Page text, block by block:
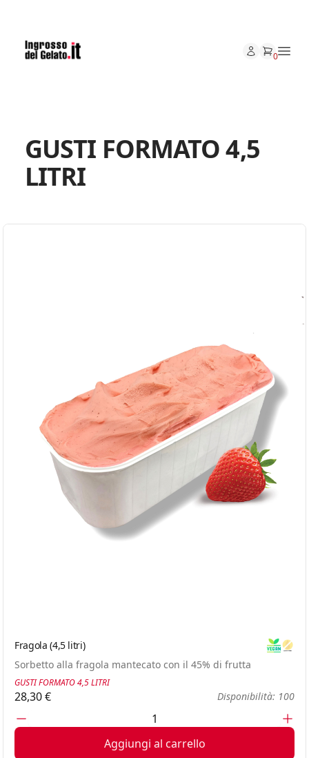
0 Apri
GUSTI FORMATO 4,5
LITRI
Fragola (4,5 litri)
Sorbetto alla fragola mantecato con il 45% di frutta
GUSTI FORMATO 4,5 LITRI
28,30 € Disponibilità: 100
Aggiungi al carrello